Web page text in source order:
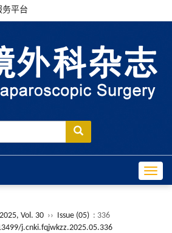
务平台
2025, Vol. 30 ›› Issue (05) : 336
j.cnki.fqjwkzz.2025.05.336